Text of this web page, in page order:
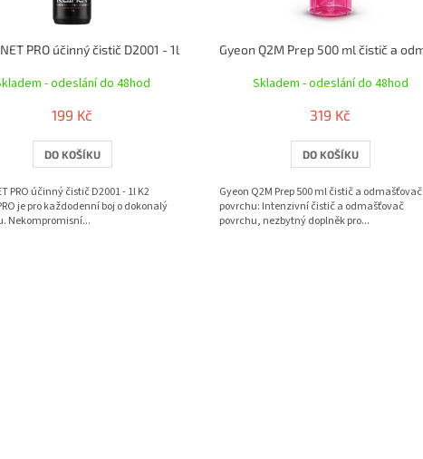
PRO účinný čistič D2001 - 1l
- odeslání do 48hod
199 Kč
DO KOŠÍKU
PRO účinný čistič D2001 - 1l K2
je pro každodenní boj o dokonalý
Nekompromisní...
Skladem - odeslání do 48hod
319 Kč
DO KOŠÍKU
Gyeon Q2M Prep 500 ml čistič a odmašťovač
povrchu: Intenzivní čistič a odmašťovač
povrchu, nezbytný doplněk pro...